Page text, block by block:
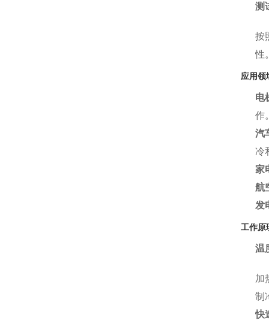
测
按
性
应用领
电
作
汽
冷
家
航
发
工作原
温
加
制
快